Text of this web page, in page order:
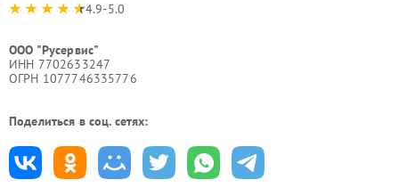
4.9-5.0
ООО "Русервис"
ИНН 7702633247
ОГРН 1077746335776
Поделиться в соц. сетях: